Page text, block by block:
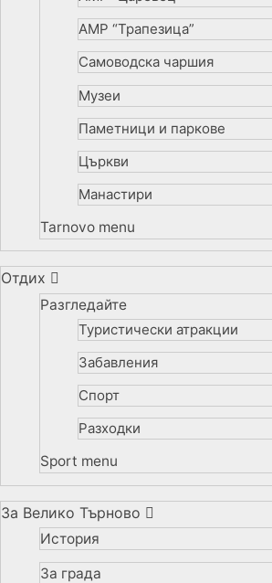
АМР “Трапезица”
Самоводска чаршия
Музеи
Паметници и паркове
Църкви
Манастири
Tarnovo menu
Отдих
Разгледайте
Туристически атракции
Забавления
Спорт
Разходки
Sport menu
За Велико Търново
История
За града